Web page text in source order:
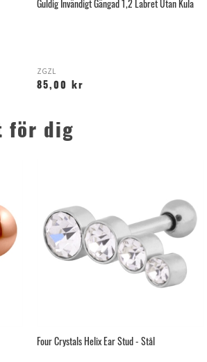
ZGZL
85,00 kr
för dig
Four Crystals Helix Ear Stud - Stål